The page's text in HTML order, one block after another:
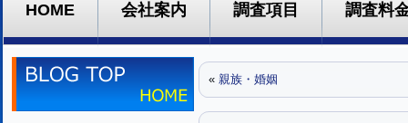
HOME 会社案内 調査項目 調査料
« 親族・婚姻